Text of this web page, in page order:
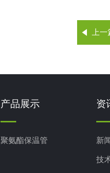
上
产品展示
聚氨酯保温管
资
新
技